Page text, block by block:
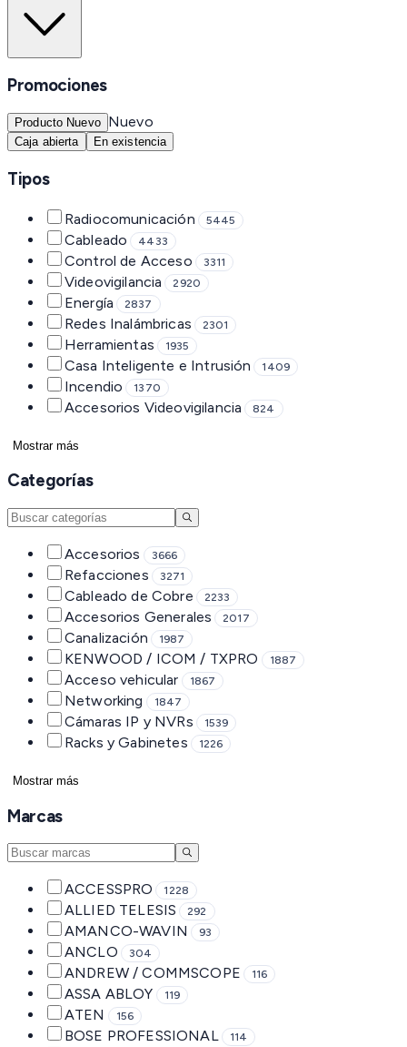
Promociones
Producto Nuevo Nuevo
Caja abierta En existencia
Tipos
Radiocomunicación 5445
Cableado 4433
Control de Acceso 3311
Videovigilancia 2920
Energía 2837
Redes Inalámbricas 2301
Herramientas 1935
Casa Inteligente e Intrusión 1409
Incendio 1370
Accesorios Videovigilancia 824
Mostrar más
Categorías
Accesorios 3666
Refacciones 3271
Cableado de Cobre 2233
Accesorios Generales 2017
Canalización 1987
KENWOOD / ICOM / TXPRO 1887
Acceso vehicular 1867
Networking 1847
Cámaras IP y NVRs 1539
Racks y Gabinetes 1226
Mostrar más
Marcas
ACCESSPRO 1228
ALLIED TELESIS 292
AMANCO-WAVIN 93
ANCLO 304
ANDREW / COMMSCOPE 116
ASSA ABLOY 119
ATEN 156
BOSE PROFESSIONAL 114